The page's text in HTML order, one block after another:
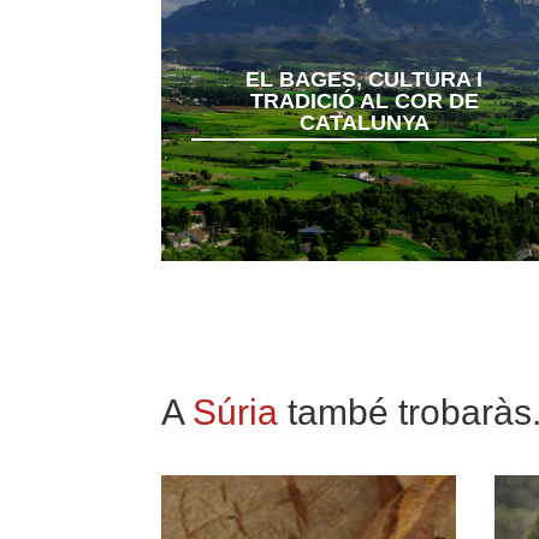
EL BAGES, CULTURA I
TRADICIÓ AL COR DE
CATALUNYA
A Súria també